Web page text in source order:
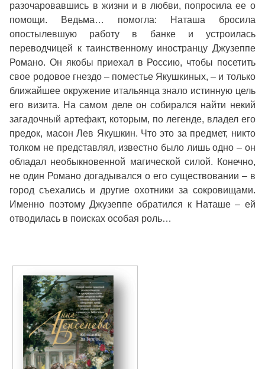
разочаровавшись в жизни и в любви, попросила ее о
помощи. Ведьма… помогла: Наташа бросила
опостылевшую работу в банке и устроилась
переводчицей к таинственному иностранцу Джузеппе
Романо. Он якобы приехал в Россию, чтобы посетить
свое родовое гнездо – поместье Якушкиных, – и только
ближайшее окружение итальянца знало истинную цель
его визита. На самом деле он собирался найти некий
загадочный артефакт, которым, по легенде, владел его
предок, масон Лев Якушкин. Что это за предмет, никто
толком не представлял, известно было лишь одно – он
обладал необыкновенной магической силой. Конечно,
не один Романо догадывался о его существовании – в
город съехались и другие охотники за сокровищами.
Именно поэтому Джузеппе обратился к Наташе – ей
отводилась в поисках особая роль…